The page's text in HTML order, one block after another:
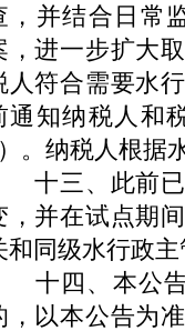
，并结合日常
，进一步扩大
人符合需要水
通知纳税人和
）。纳税人根据
三、此前已
，并在试点期
和同级水行政
四、本公
，以本公告为